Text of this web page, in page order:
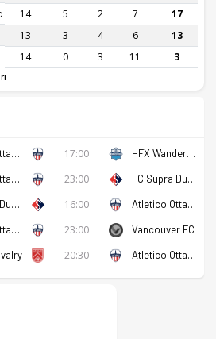
14 5 2 7 17
13 3 4 6 13
14 0 3 11 3
Atletico Ottawa 17:00 HFX Wanderers
Atletico Ottawa 23:00 FC Supra Du Quebec
FC Supra Du Quebec 16:00 Atletico Ottawa
Atletico Ottawa 23:00 Vancouver FC
20:30 Atletico Ottawa